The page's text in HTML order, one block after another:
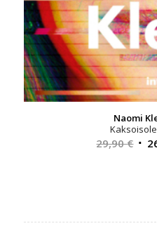
Naomi
29,90€